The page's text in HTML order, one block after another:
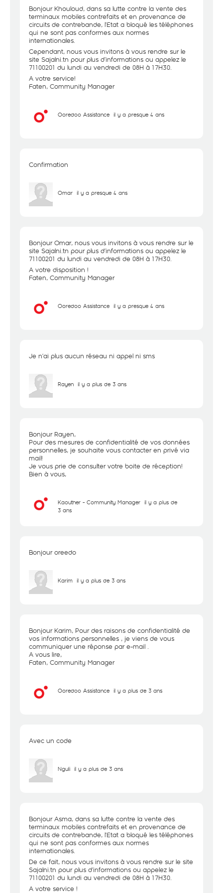
Bonjour Khouloud, dans sa lutte contre la vente des
terminaux mobiles contrefaits et en provenance de
circuits de contrebande, l’Etat a bloqué les téléphones
qui ne sont pas conformes aux normes
internationales.
Cependant, nous vous invitons à vous rendre sur le
site Sajalni.tn pour plus d’informations ou appelez le
71100201 du lundi au vendredi de 08H à 17H30.
A votre service!
Faten, Community Manager
Ooredoo Assistance il y a presque 4 ans
Confirmation
Omar il y a presque 4 ans
Bonjour Omar, nous vous invitons à vous rendre sur le
site Sajalni.tn pour plus d’informations ou appelez le
71100201 du lundi au vendredi de 08H à 17H30.
A votre disposition !
Faten, Community Manager
Ooredoo Assistance il y a presque 4 ans
Je n’ai plus aucun réseau ni appel ni sms
Rayen il y a plus de 3 ans
Bonjour Rayen,
Pour des mesures de confidentialité de vos données
personnelles, je souhaite vous contacter en privé via
mail!
Je vous prie de consulter votre boite de réception!
Bien à vous,
Kaouther - Community Manager il y a plus de
3 ans
Bonjour oreedo
Karim il y a plus de 3 ans
Bonjour Karim, Pour des raisons de confidentialité de
vos informations personnelles , je viens de vous
communiquer une réponse par e-mail .
A vous lire,
Faten, Community Manager
Ooredoo Assistance il y a plus de 3 ans
Avec un code
Nguli il y a plus de 3 ans
Bonjour Asma, dans sa lutte contre la vente des
terminaux mobiles contrefaits et en provenance de
circuits de contrebande, l’Etat a bloqué les téléphones
qui ne sont pas conformes aux normes
internationales.
De ce fait, nous vous invitons à vous rendre sur le site
Sajalni.tn pour plus d’informations ou appelez le
71100201 du lundi au vendredi de 08H à 17H30.
A votre service !